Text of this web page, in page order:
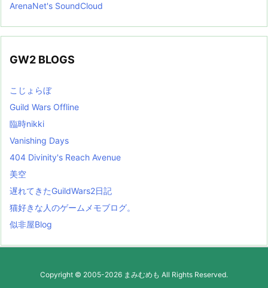
ArenaNet's SoundCloud
GW2 BLOGS
こじょらぼ
Guild Wars Offline
臨時nikki
Vanishing Days
404 Divinity's Reach Avenue
美空
遅れてきたGuildWars2日記
猫好きな人のゲームメモブログ。
似非屋Blog
Copyright © 2005-2026 まみむめも All Rights Reserved.